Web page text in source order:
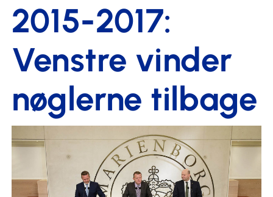
2015-2017:
Venstre vinder
nøglerne tilbage